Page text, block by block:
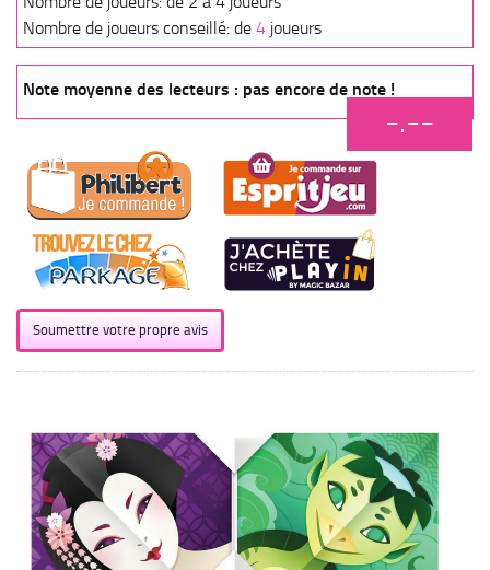
Nombre de joueurs conseillé: de 4 joueurs
Note moyenne des lecteurs : pas encore de note !
-.--
Soumettre votre propre avis